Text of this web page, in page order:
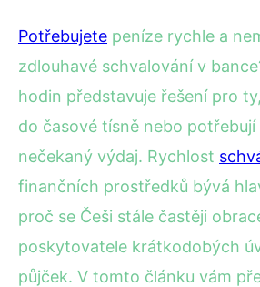
Potřebujete peníze rychle a
zdlouhavé schvalování v
hodin představuje řešení pro
do časové tísně nebo
nečekaný výdaj. Rychlost
finančních prostředků bývá
proč se Češi stále častěji
poskytovatele krátkodobých
půjček. V tomto článku vám